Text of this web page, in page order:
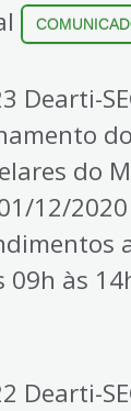
Dearti-
do
12/
09h às
Dearti-